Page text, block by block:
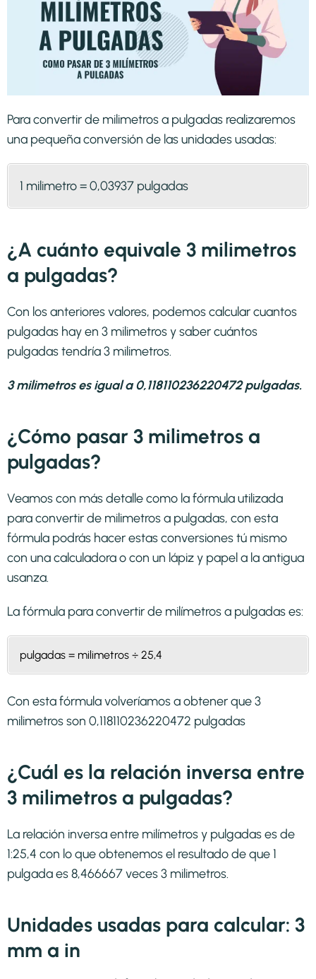
Para convertir de milimetros a pulgadas realizaremos
una pequeña conversión de las unidades usadas:
1 milimetro = 0,03937 pulgadas
¿A cuánto equivale 3 milimetros
a pulgadas?
Con los anteriores valores, podemos calcular cuantos
pulgadas hay en 3 milimetros y saber cuántos
pulgadas tendría 3 milimetros.
3 milimetros es igual a 0,118110236220472 pulgadas.
¿Cómo pasar 3 milimetros a
pulgadas?
Veamos con más detalle como la fórmula utilizada
para convertir de milimetros a pulgadas, con esta
fórmula podrás hacer estas conversiones tú mismo
con una calculadora o con un lápiz y papel a la antigua
usanza.
La fórmula para convertir de milímetros a pulgadases:
pulgadas = milimetros ÷ 25,4
Con esta fórmula volveríamos a obtener que 3
milimetros son 0,118110236220472 pulgadas
¿Cuál es la relación inversa entre
3 milimetros a pulgadas?
La relación inversa entre milímetros y pulgadas es de
1:25,4 con lo que obtenemos el resultado de que 1
pulgada es 8,466667 veces 3 milimetros.
Unidades usadas para calcular: 3
mm a in